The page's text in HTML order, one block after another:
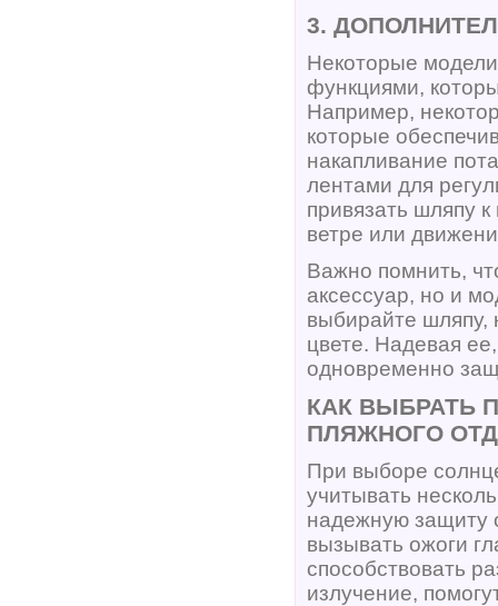
3.
Некоторые
функциями,
Например,
которые
накапливание
лентами для
привязать шляпу
ветре или
Важно помнить,
аксессуар, но и
выбирайте шляпу,
цвете. Надевая
одновременно
КАК ВЫБРАТЬ
ПЛЯЖНОГО
При выборе
учитывать
надежную защиту
вызывать ожоги
способствовать
излучение,